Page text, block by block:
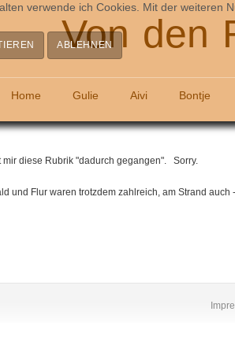
Von den
Home Gulie Aivi Bontje
mir diese Rubrik "dadurch gegangen". Sorry.
und Flur waren trotzdem zahlreich, am Strand auch
verwende ich Cookies. Mit der
ABLEHNEN